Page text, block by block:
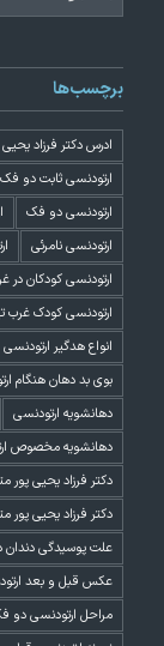
برچسب‌ها
ادرس دکتر فرزاد
ارتودنسی ثابت دو
ارتودنسی دو فک
ارتودنسی نامرئی
ارتودنسی کودکان در
ارتودنسی کودک غرب
انواع هدگیر ارتودنسی
بوی بد دهان هنگام
دهانشویه ارتودنسی
دهانشویه مخصوص
دکتر فرزاد یحیی
دکتر فرزاد یحیی
علت پوسیدگی دندان
عکس قبل و بعد
مراحل ارتودنسی دو